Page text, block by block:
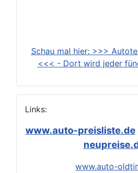
Schau mal hier: >>>
<<< - Dort wird jeder
Links:
www.auto-preisliste.de
www.auto-